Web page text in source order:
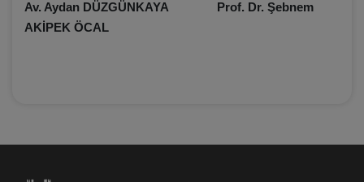
Av. Aydan DÜZGÜNKAYA Prof. Dr. Şebnem
AKİPEK ÖCAL